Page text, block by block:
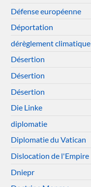
Défense européenne
Déportation
dérèglement climatique
Désertion
Désertion
Désertion
Die Linke
diplomatie
Diplomatie du Vatican
Dislocation de l'Empire
Dniepr